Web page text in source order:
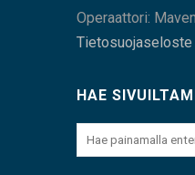
Operaattori:
Tietosuojaseloste
HAE